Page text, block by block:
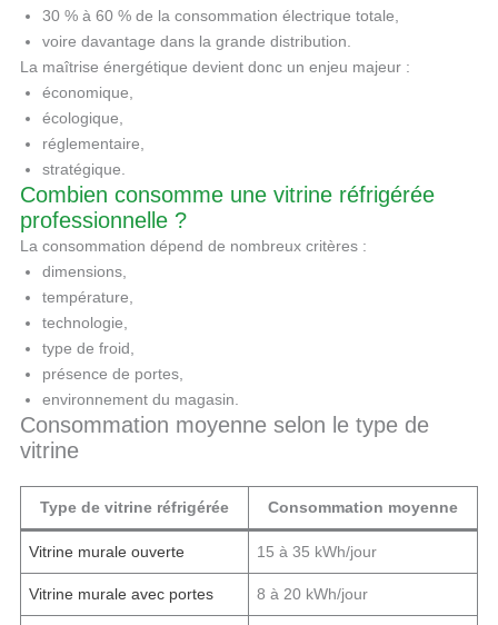
30 % à 60 % de la consommation électrique totale,
voire davantage dans la grande distribution.
La maîtrise énergétique devient donc un enjeu majeur :
économique,
écologique,
réglementaire,
stratégique.
Combien consomme une vitrine réfrigérée
professionnelle ?
La consommation dépend de nombreux critères :
dimensions,
température,
technologie,
type de froid,
présence de portes,
environnement du magasin.
Consommation moyenne selon le type de
vitrine
Type de vitrine réfrigérée Consommation moyenne
Vitrine murale ouverte 15 à 35 kWh/jour
Vitrine murale avec portes 8 à 20 kWh/jour